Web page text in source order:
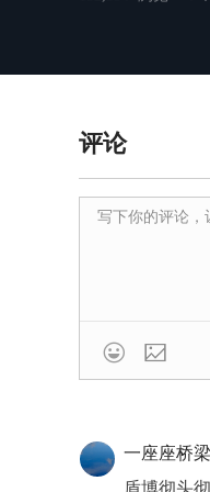
评论

一座座桥梁
盾博彻头